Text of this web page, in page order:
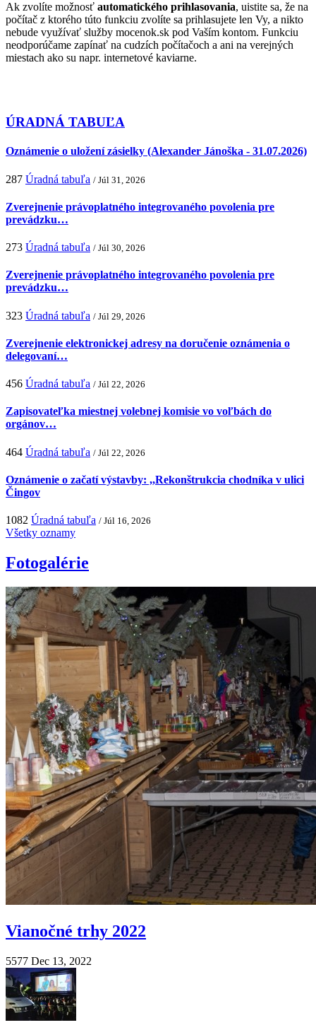
Ak zvolíte možnosť automatického prihlasovania, uistite sa, že na
počítač z ktorého túto funkciu zvolíte sa prihlasujete len Vy, a nikto
nebude využívať služby mocenok.sk pod Vaším kontom. Funkciu
neodporúčame zapínať na cudzích počítačoch a ani na verejných
miestach ako su napr. internetové kaviarne.
ÚRADNÁ TABUĽA
Oznámenie o uložení zásielky (Alexander Jánoška - 31.07.2026)
287 Úradná tabuľa / Júl 31, 2026
Zverejnenie právoplatného integrovaného povolenia pre
prevádzku…
273 Úradná tabuľa / Júl 30, 2026
Zverejnenie právoplatného integrovaného povolenia pre
prevádzku…
323 Úradná tabuľa / Júl 29, 2026
Zverejnenie elektronickej adresy na doručenie oznámenia o
delegovaní…
456 Úradná tabuľa / Júl 22, 2026
Zapisovateľka miestnej volebnej komisie vo voľbách do
orgánov…
464 Úradná tabuľa / Júl 22, 2026
Oznámenie o začatí výstavby: ,,Rekonštrukcia chodníka v ulici
Čingov
1082 Úradná tabuľa / Júl 16, 2026
Všetky oznamy
Fotogalérie
Vianočné trhy 2022
5577 Dec 13, 2022